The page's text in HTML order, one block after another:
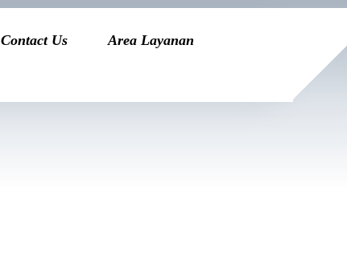
Contact Us Area Layanan